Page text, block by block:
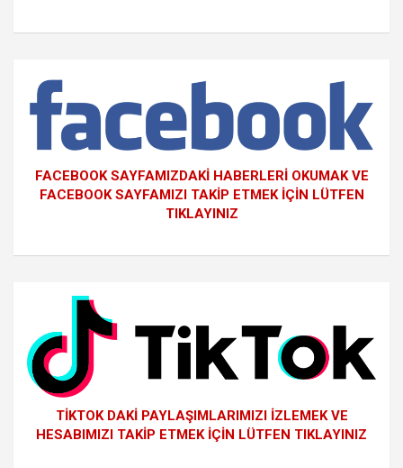
FACEBOOK SAYFAMIZDAKİ HABERLERİ OKUMAK VE
FACEBOOK SAYFAMIZI TAKİP ETMEK İÇİN LÜTFEN
TIKLAYINIZ
TİKTOK DAKİ PAYLAŞIMLARIMIZI İZLEMEK VE
HESABIMIZI TAKİP ETMEK İÇİN LÜTFEN TIKLAYINIZ